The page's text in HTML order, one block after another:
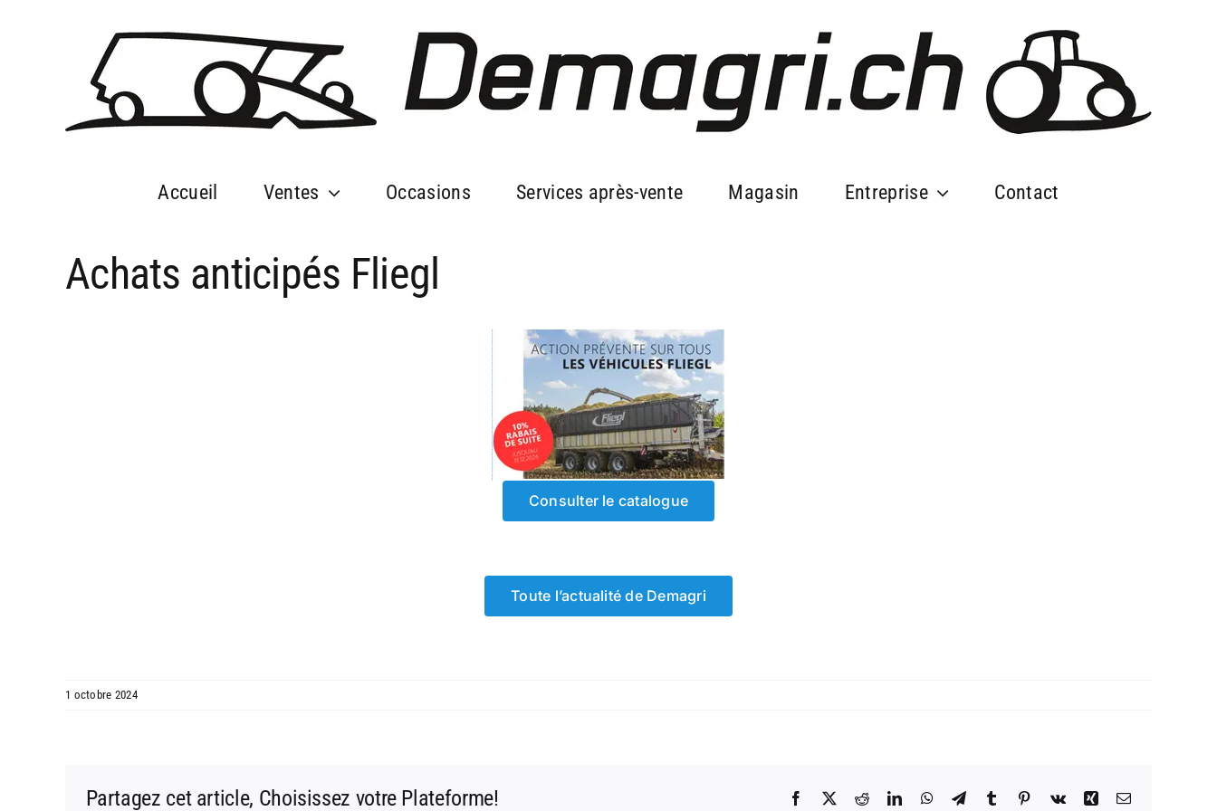
Accueil Ventes Occasions Services après-vente Magasin Entreprise Contact
Achats anticipés Fliegl
Consulter le catalogue
Toute l’actualité de Demagri
1 octobre 2024
Partagez cet article, Choisissez votre Plateforme! Facebook
X RedditLinkedInWhatsApp
TelegramTumblr Pinterest
Vk XingEmail